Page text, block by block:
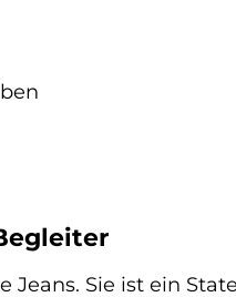
Jeans. Sie ist ein